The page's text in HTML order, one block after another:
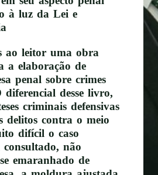
à luz da Lei e
ao leitor uma obra
a elaboração de
penal sobre crimes
diferencial desse livro,
criminais defensivas
delitos contra o meio
difícil o caso
não
emaranhado de